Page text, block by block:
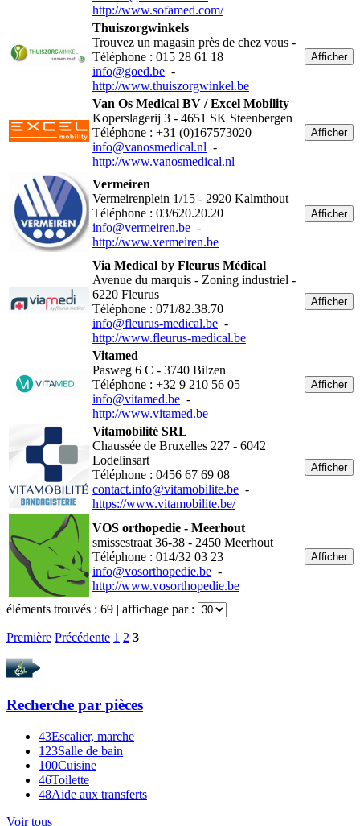
http://www.sofamed.com/
Thuiszorgwinkels
Trouvez un magasin près de chez vous -
Téléphone : 015 28 61 18
info@goed.be -
http://www.thuiszorgwinkel.be
Afficher
Van Os Medical BV / Excel Mobility
Koperslagerij 3 - 4651 SK Steenbergen
Téléphone : +31 (0)167573020
info@vanosmedical.nl -
http://www.vanosmedical.nl
Afficher
Vermeiren
Vermeirenplein 1/15 - 2920 Kalmthout
Téléphone : 03/620.20.20
info@vermeiren.be -
http://www.vermeiren.be
Afficher
Via Medical by Fleurus Médical
Avenue du marquis - Zoning industriel -
6220 Fleurus
Téléphone : 071/82.38.70
info@fleurus-medical.be -
http://www.fleurus-medical.be
Afficher
Vitamed
Pasweg 6 C - 3740 Bilzen
Téléphone : +32 9 210 56 05
info@vitamed.be -
http://www.vitamed.be
Afficher
Vitamobilité SRL
Chaussée de Bruxelles 227 - 6042
Lodelinsart
Téléphone : 0456 67 69 08
contact.info@vitamobilite.be -
https://www.vitamobilite.be/
Afficher
VOS orthopedie - Meerhout
smissestraat 36-38 - 2450 Meerhout
Téléphone : 014/32 03 23
info@vosorthopedie.be -
http://www.vosorthopedie.be
Afficher
éléments trouvés : 69 | affichage par :
Première Précédente 1 2 3
Recherche par pièces
43Escalier, marche
123Salle de bain
100Cuisine
46Toilette
48Aide aux transferts
Voir tous